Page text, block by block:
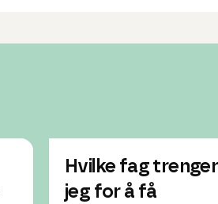
Hvilke fag trenger
jeg for å få